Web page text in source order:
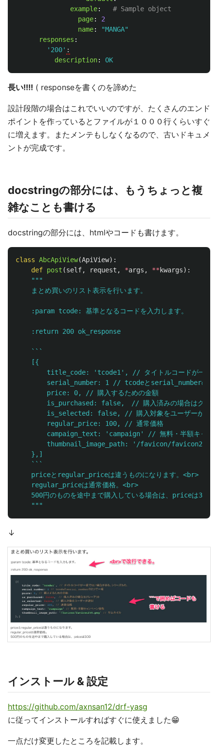
example:
# Sample object
page:
2
name: "MANGA"
responses :
' 200' :
description: OK
長い!!!! ( responseを書くのを諦めた
設計段階の場合はこれでいいのですが、たくさんのエンド
ポイントを作っているとファイルが１０００行くらいすぐ
に増えます。またメンテもしなくなるので、古いドキュメ
ントが完成です。
docstringの部分には、もうちょっと複
雑なことも書ける
docstringの部分には、htmlやコードも書けます。
class AbcApiView(ApiView):
def post (self, request , *args , ** kwargs):
"""
    まとめ買いのリスト表示を行います。
    :param tcode: 基準となるコードを入力します。
    :return 200 ok_response
    ```
    [{
        title_code:
' tcode1 ' , // タイトルコードが一意で
serial_number: 1 // tcodeとserial_numberの２
        price: 0, // 購入するための金額
is_purchased: false,　// 購入済みの場合はグレ
        is_selected: false, // 購入対象をユーザーが選択
        regular_price: 100, // 通常価格
        campaign_text:
' campaign'
// 無料・半額キャン
        thumbnail_image_path:
' /favicon/
    },]
    ```
    priceとregular_priceは違うものになります。<br>
    regular_priceは通常価格。<br>
    500円のものを途中まで購入している場合は、priceは300
"""
↓
インストール & 設定
https://github.com/axnsan12/drf-yasg
に従ってインストールすればすぐに使えました😁
一点だけ変更したところを記載します。